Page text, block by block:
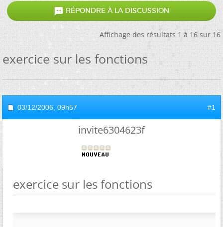
 RÉPONDRE À LA DISCUSSION
Affichage des résultats 1 à 16 sur 16
exercice sur les fonctions
03/12/2006, 09h57 #1
invite6304623f
exercice sur les fonctions